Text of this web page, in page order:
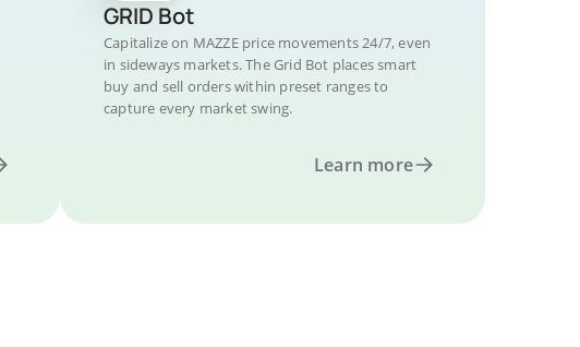
GRID Bot
Capitalize on MAZZE price movements 24/7, even
in sideways markets. The Grid Bot places smart
buy and sell orders within preset ranges to
capture every market swing.
Learn more